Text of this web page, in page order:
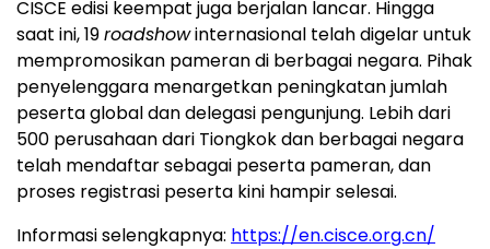
CISCE edisi keempat juga berjalan lancar. Hingga
saat ini, 19roadshowinternasional telah digelar untuk
mempromosikan pameran di berbagai negara. Pihak
penyelenggara menargetkan peningkatan jumlah
peserta global dan delegasi pengunjung. Lebih dari
500 perusahaan dari Tiongkok dan berbagai negara
telah mendaftar sebagai peserta pameran, dan
proses registrasi peserta kini hampir selesai.
Informasi selengkapnya: https://en.cisce.org.cn/